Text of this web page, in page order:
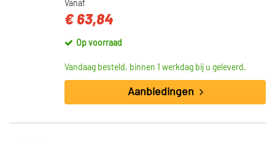
Vanaf
€ 63,84
Op voorraad
Vandaag besteld, binnen 1 werkdag bij u geleverd.
Aanbiedingen